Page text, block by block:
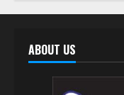
ABOUT US